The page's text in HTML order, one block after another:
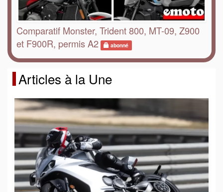
Comparatif Monster, Trident 800, MT-09, Z900
et F900R, permis A2
abonné
Articles à la Une